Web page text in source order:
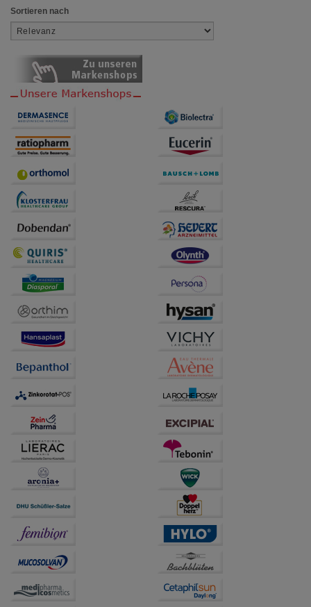
Bitte beachten Sie, dass Daten hierfür teilweise an
Dritte wie z.B. Google oder soziale Medien
übertragen werden.
Sortieren nach